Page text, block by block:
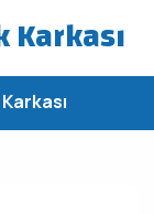
Karkası